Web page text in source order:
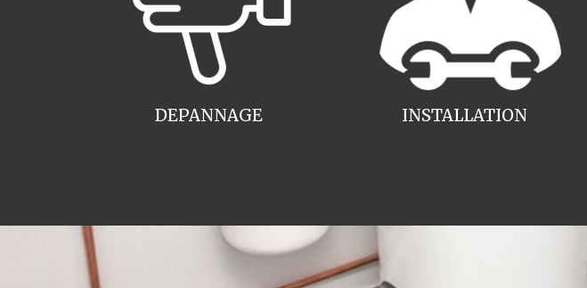
INSTALLATION
DEPANNAGE